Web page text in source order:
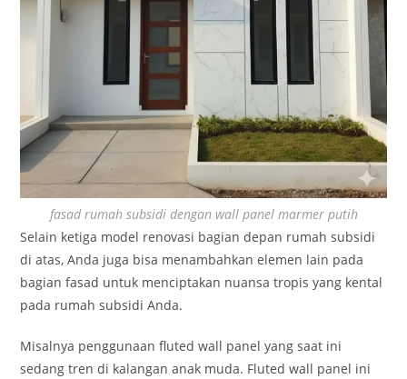
fasad rumah subsidi dengan wall panel marmer putih
Selain ketiga model renovasi bagian depan rumah subsidi
di atas, Anda juga bisa menambahkan elemen lain pada
bagian fasad untuk menciptakan nuansa tropis yang kental
pada rumah subsidi Anda.
Misalnya penggunaan fluted wall panel yang saat ini
sedang tren di kalangan anak muda. Fluted wall panel ini